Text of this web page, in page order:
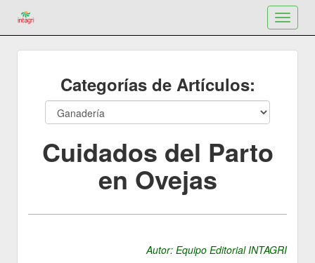
Toggle
Categorías de Artículos:
Cuidados del Parto
en Ovejas
Autor: Equipo Editorial INTAGRI